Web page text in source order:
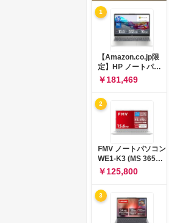
1
【Amazon.co.jp限
定】HP ノートパソ
コン 15-fd 15.6イン
チ インテル Core 5
120U メモリ16GB
SSD512GB
Windows 11
Microsoft Office
2024搭載 WPS
Office搭載 カメラシ
ャッター 指紋認証 薄
型 Copilotキー搭載
ナチュラルシルバー
￥181,469
2
FMV ノートパソコン
WE1-K3 (MS 365
Personal/Copilotキ
ー搭載/Win 11/15.6
型/Core
i5/16GB/SSD
512GB/ホワイト)
FMVWK3E15W_AZ
￥125,800
3